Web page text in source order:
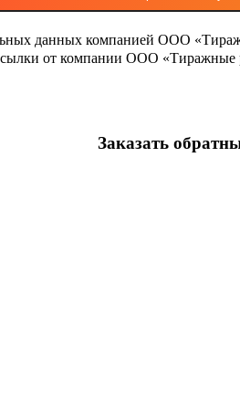
данных компанией ООО
от компании ООО «Тиражные
Заказать